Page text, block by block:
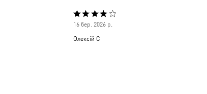
Оцінено
16 бер. 2026 р.
Олексій С